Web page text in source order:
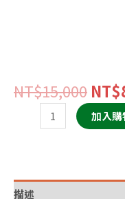
NT$15,000 NT$
加入購
描述